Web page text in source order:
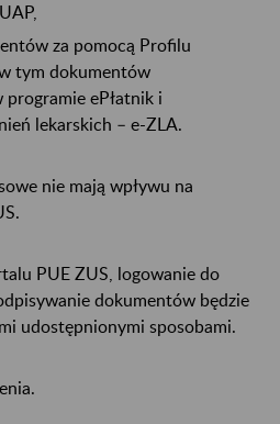
za pomocą Profilu
tym dokumentów
ePłatnik i
lekarskich – e-ZLA.
nie mają wpływu na
PUE ZUS, logowanie do
dokumentów będzie
udostępnionymi sposobami.